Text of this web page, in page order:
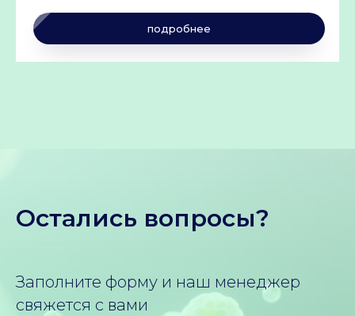
подробнее
Остались вопросы?
Заполните форму и наш менеджер
свяжется с вами